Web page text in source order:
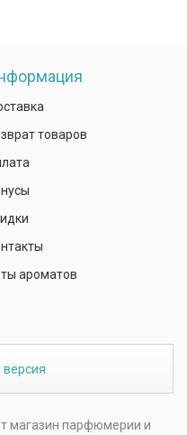
товаров
ароматов
магазин парфюмерии и